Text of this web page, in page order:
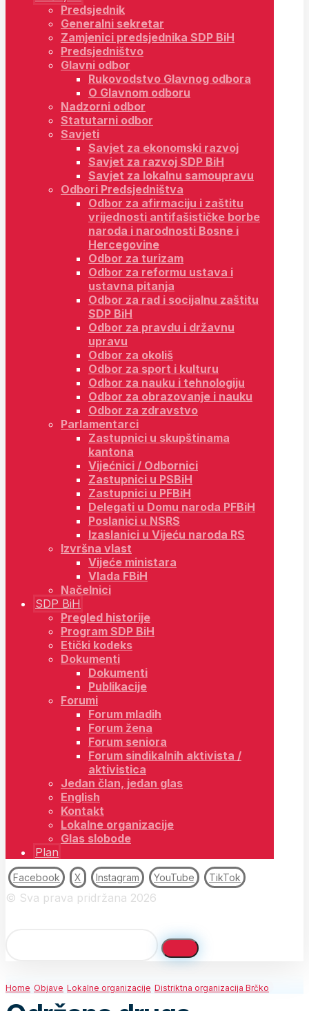
Predsjednik
Generalni sekretar
Zamjenici predsjednika SDP BiH
Predsjedništvo
Glavni odbor
Rukovodstvo Glavnog odbora
O Glavnom odboru
Nadzorni odbor
Statutarni odbor
Savjeti
Savjet za ekonomski razvoj
Savjet za razvoj SDP BiH
Savjet za lokalnu samoupravu
Odbori Predsjedništva
Odbor za afirmaciju i zaštitu
vrijednosti antifašističke borbe
naroda i narodnosti Bosne i
Hercegovine
Odbor za turizam
Odbor za reformu ustava i
ustavna pitanja
Odbor za rad i socijalnu zaštitu
SDP BiH
Odbor za pravdu i državnu
upravu
Odbor za okoliš
Odbor za sport i kulturu
Odbor za nauku i tehnologiju
Odbor za obrazovanje i nauku
Odbor za zdravstvo
Parlamentarci
Zastupnici u skupštinama
kantona
Vijećnici / Odbornici
Zastupnici u PSBiH
Zastupnici u PFBiH
Delegati u Domu naroda PFBiH
Poslanici u NSRS
Izaslanici u Vijeću naroda RS
Izvršna vlast
Vijeće ministara
Vlada FBiH
Načelnici
SDP BiH
Pregled historije
Program SDP BiH
Etički kodeks
Dokumenti
Dokumenti
Publikacije
Forumi
Forum mladih
Forum žena
Forum seniora
Forum sindikalnih aktivista /
aktivistica
Jedan član, jedan glas
English
Kontakt
Lokalne organizacije
Glas slobode
Plan
Facebook X Instagram YouTube TikTok
© Sva prava pridržana 2026
Home Objave Lokalne organizacije Distriktna organizacija Brčko